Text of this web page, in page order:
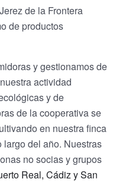
de la Frontera
de productos
y gestionamos de
actividad
y de
de la cooperativa se
en nuestra finca
largo del año. Nuestras
no socias y grupos
Real, Cádiz y San